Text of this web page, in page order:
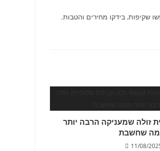
שקיפות, בידקו מחירים והטבות.
זולה שמעניקה הרבה יותר
שחשבת
11/08/